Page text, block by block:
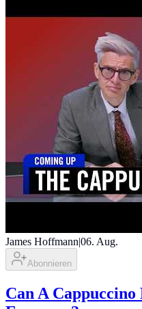
James Hoffmann|06. Aug.
Abonnieren
Can A